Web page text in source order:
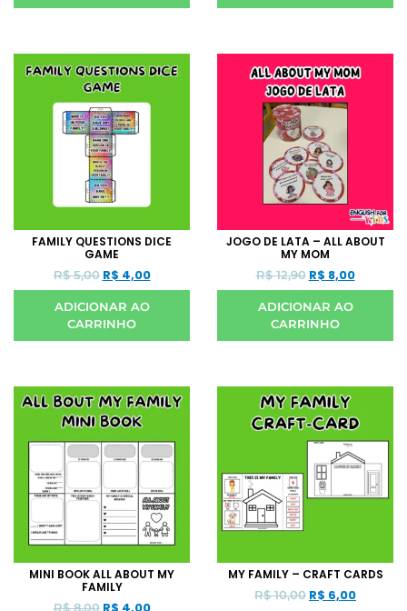
FAMILY QUESTIONS DICE
GAME
R$5,00 R$ 4,00
ADICIONAR AO
CARRINHO
JOGO DE LATA – ALL ABOUT
MY MOM
R$12,90 R$ 8,00
ADICIONAR AO
CARRINHO
MINI BOOK ALL ABOUT MY
FAMILY
R$8,00
MY FAMILY – CRAFT CARDS
R$10,00 R$ 6,00